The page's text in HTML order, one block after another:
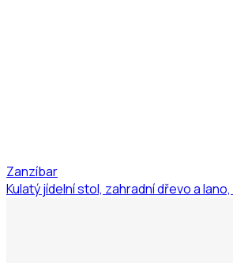
Zanzíbar
Kulatý jídelní stol, zahradní dřevo a